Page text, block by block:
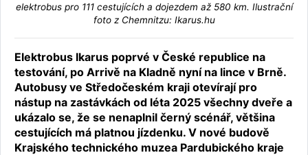
elektrobus pro 111 cestujících a dojezdem až 580 km. Ilustrační
foto z Chemnitzu: Ikarus.hu
Elektrobus Ikarus poprvé v České republice na
testování, po Arrivě na Kladně nyní na lince v Brně.
Autobusy ve Středočeském kraji otevírají pro
nástup na zastávkách od léta 2025 všechny dveře a
ukázalo se, že se nenaplnil černý scénář, většina
cestujících má platnou jízdenku. V nové budově
Krajského technického muzea Pardubického kraje